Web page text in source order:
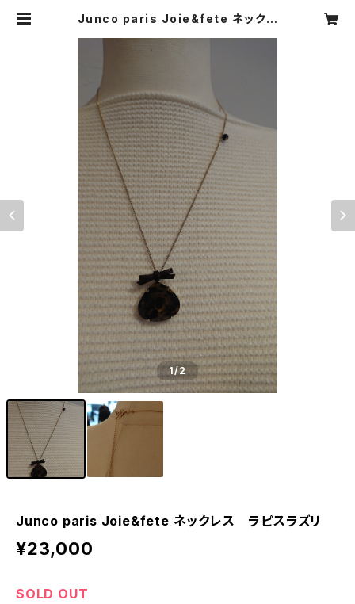
Junco paris Joie&fete ネックレ
1/2
Junco paris Joie&fete ネックレス ラピスラズリ
¥23,000
SOLD OUT